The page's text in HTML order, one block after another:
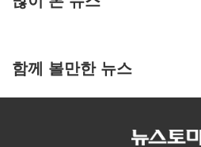
함께 볼만한 뉴스